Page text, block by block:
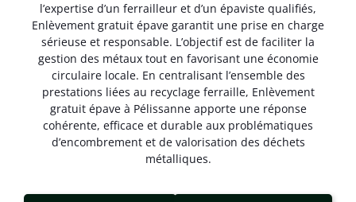
l’expertise d’un ferrailleur et d’un épaviste qualifiés,
Enlèvement gratuit épave garantit une prise en charge
sérieuse et responsable. L’objectif est de faciliter la
gestion des métaux tout en favorisant une économie
circulaire locale. En centralisant l’ensemble des
prestations liées au recyclage ferraille, Enlèvement
gratuit épave à Pélissanne apporte une réponse
cohérente, efficace et durable aux problématiques
d’encombrement et de valorisation des déchets
métalliques.